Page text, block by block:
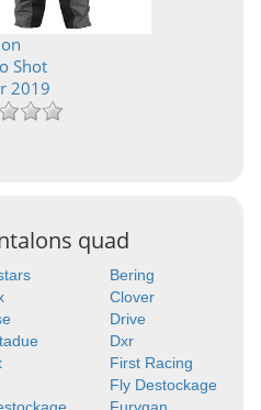
Shot
2019
quad
Bering
Clover
Drive
Dxr
First Racing
Fly Destockage